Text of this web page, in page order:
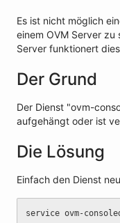
Es ist nicht möglich
einem OVM Server
Server funktionert
Der Grund
Der Dienst "ovm-
aufgehängt oder ist
Die Lösung
Einfach den Dienst
service ovm-